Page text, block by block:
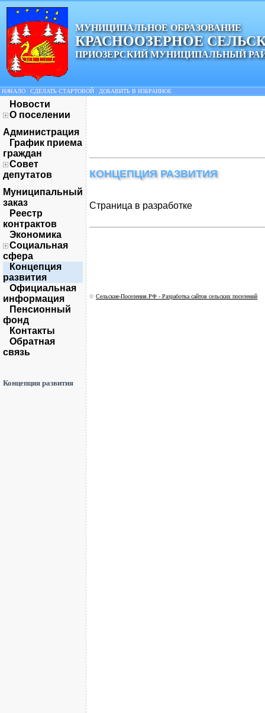
МУНИЦИПАЛЬНОЕ ОБРАЗОВАНИЕ
КРАСНООЗЕРНОЕ
ПРИОЗЕРСКИЙ МУНИЦИПАЛЬНЫЙ
НАЧАЛО СДЕЛАТЬ СТАРТОВОЙ ДОБАВИТЬ В ИЗБРАННОЕ
Новости
О поселении
Администрация
График приема
граждан
Совет
депутатов
Муниципальный
заказ
Реестр
контрактов
Экономика
Социальная
сфера
Концепция
развития
Официальная
информация
Пенсионный
фонд
Контакты
Обратная
связь
Концепция развития
КОНЦЕПЦИЯ РАЗВИТИЯ
Страница в разработке
© Сельские-Поселения.РФ - Разработка сайтов сельских поселений